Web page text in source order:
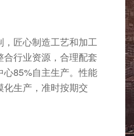
匠心制造工艺和加工
行业资源，合理配套
85%自主生产。性能
生产，准时按期交